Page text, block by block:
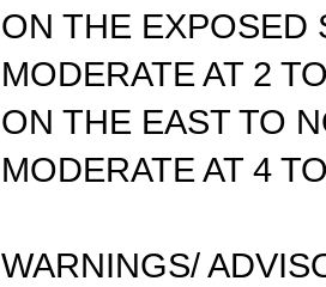
ON THE EXPOSED
MODERATE AT 2
ON THE EAST TO
MODERATE AT 4
WARNINGS/